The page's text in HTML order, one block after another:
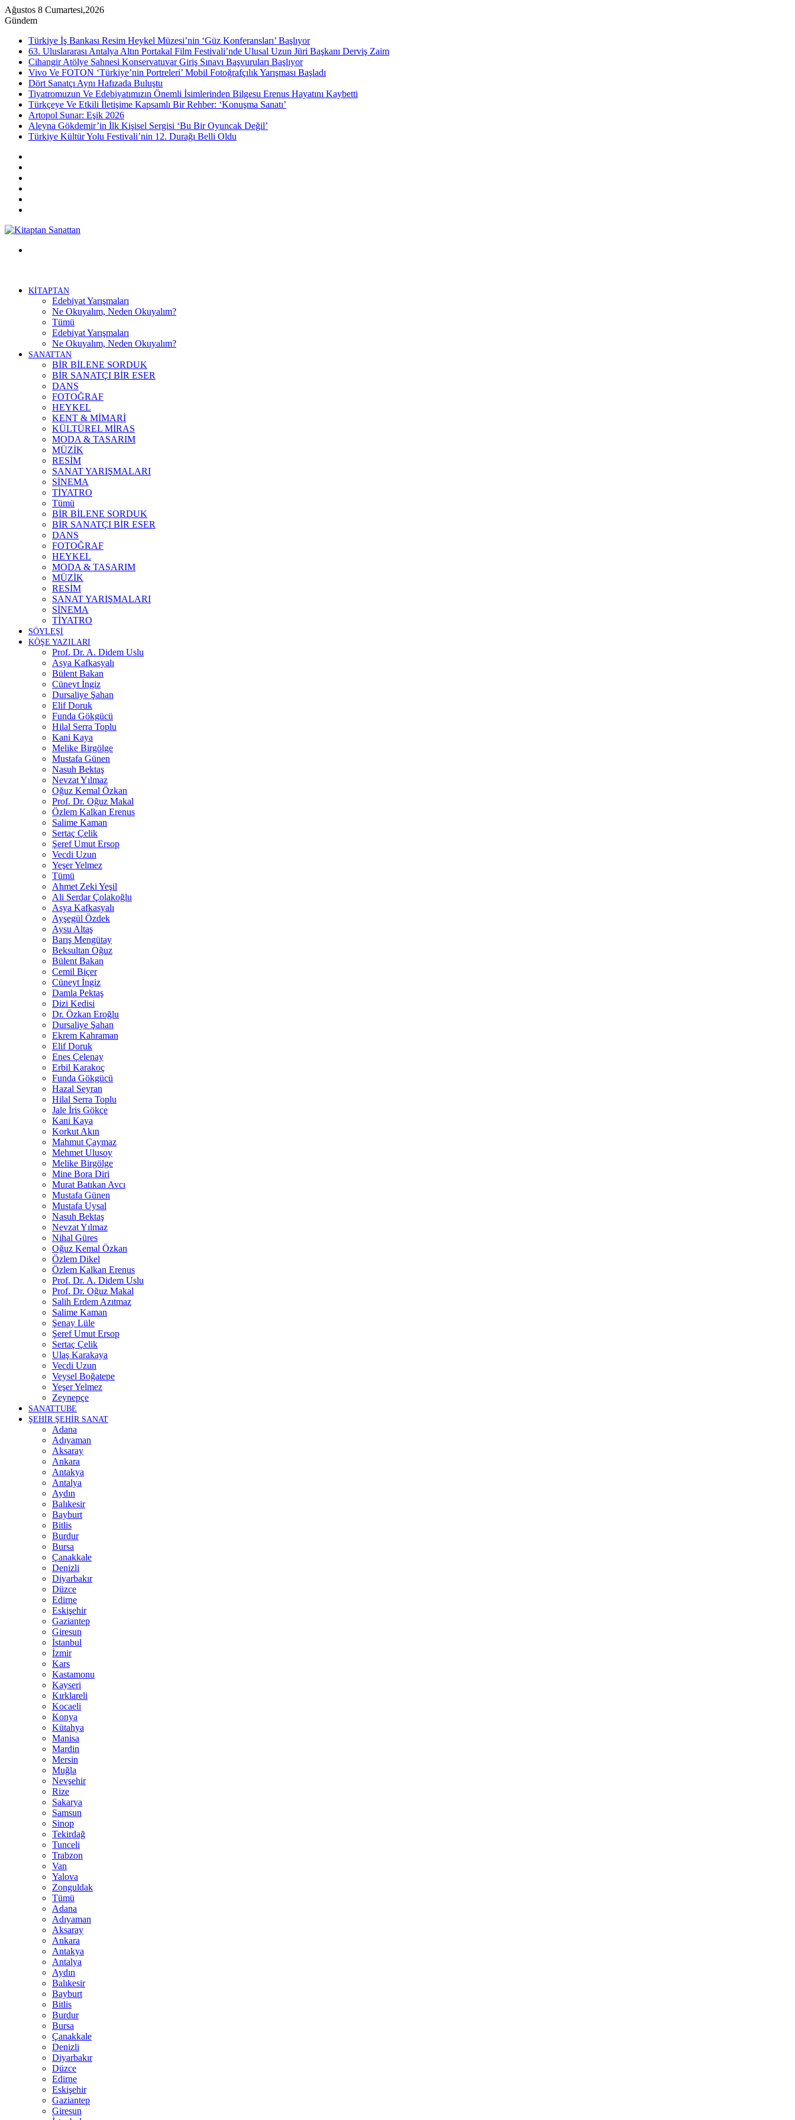
Ağustos 8 Cumartesi,2026
Gündem
Türkiye İş Bankası Resim Heykel Müzesi’nin ‘Güz Konferansları’ Başlıyor
63. Uluslararası Antalya Altın Portakal Film Festivali’nde Ulusal Uzun Jüri Başkanı Derviş Zaim
Cihangir Atölye Sahnesi Konservatuvar Giriş Sınavı Başvuruları Başlıyor
Vivo Ve FOTON ‘Türkiye’nin Portreleri’ Mobil Fotoğrafçılık Yarışması Başladı
Dört Sanatçı Aynı Hafızada Buluştu
Tiyatromuzun Ve Edebiyatımızın Önemli İsimlerinden Bilgesu Erenus Hayatını Kaybetti
Türkçeye Ve Etkili İletişime Kapsamlı Bir Rehber: ‘Konuşma Sanatı’
Artopol Sunar: Eşik 2026
Aleyna Gökdemir’in İlk Kişisel Sergisi ‘Bu Bir Oyuncak Değil’
Türkiye Kültür Yolu Festivali’nin 12. Durağı Belli Oldu
KİTAPTAN
Edebiyat Yarışmaları
Ne Okuyalım, Neden Okuyalım?
Tümü
Edebiyat Yarışmaları
Ne Okuyalım, Neden Okuyalım?
SANATTAN
BİR BİLENE SORDUK
BİR SANATÇI BİR ESER
DANS
FOTOĞRAF
HEYKEL
KENT & MİMARİ
KÜLTÜREL MİRAS
MODA & TASARIM
MÜZİK
RESİM
SANAT YARIŞMALARI
SİNEMA
TİYATRO
Tümü
BİR BİLENE SORDUK
BİR SANATÇI BİR ESER
DANS
FOTOĞRAF
HEYKEL
MODA & TASARIM
MÜZİK
RESİM
SANAT YARIŞMALARI
SİNEMA
TİYATRO
SÖYLEŞİ
KÖŞE YAZILARI
Prof. Dr. A. Didem Uslu
Asya Kafkasyalı
Bülent Bakan
Cüneyt İngiz
Dursaliye Şahan
Elif Doruk
Funda Gökgücü
Hilal Serra Toplu
Kani Kaya
Melike Birgölge
Mustafa Günen
Nasuh Bektaş
Nevzat Yılmaz
Oğuz Kemal Özkan
Prof. Dr. Oğuz Makal
Özlem Kalkan Erenus
Salime Kaman
Sertaç Çelik
Şeref Umut Ersop
Vecdi Uzun
Yeşer Yelmez
Tümü
Ahmet Zeki Yeşil
Ali Serdar Çolakoğlu
Asya Kafkasyalı
Ayşegül Özdek
Aysu Altaş
Barış Mengütay
Beksultan Oğuz
Bülent Bakan
Cemil Biçer
Cüneyt İngiz
Damla Pektaş
Dizi Kedisi
Dr. Özkan Eroğlu
Dursaliye Şahan
Ekrem Kahraman
Elif Doruk
Enes Çelenay
Erbil Karakoç
Funda Gökgücü
Hazal Seyran
Hilal Serra Toplu
Jale İris Gökçe
Kani Kaya
Korkut Akın
Mahmut Çaymaz
Mehmet Ulusoy
Melike Birgölge
Mine Bora Diri
Murat Batıkan Avcı
Mustafa Günen
Mustafa Uysal
Nasuh Bektaş
Nevzat Yılmaz
Nihal Güres
Oğuz Kemal Özkan
Özlem Dikel
Özlem Kalkan Erenus
Prof. Dr. A. Didem Uslu
Prof. Dr. Oğuz Makal
Salih Erdem Azıtmaz
Salime Kaman
Şenay Lüle
Şeref Umut Ersop
Sertaç Çelik
Ulaş Karakaya
Vecdi Uzun
Veysel Boğatepe
Yeşer Yelmez
Zeynepçe
SANATTUBE
ŞEHİR ŞEHİR SANAT
Adana
Adıyaman
Aksaray
Ankara
Antakya
Antalya
Aydın
Balıkesir
Bayburt
Bitlis
Burdur
Bursa
Çanakkale
Denizli
Diyarbakır
Düzce
Edirne
Eskişehir
Gaziantep
Giresun
İstanbul
İzmir
Kars
Kastamonu
Kayseri
Kırklareli
Kocaeli
Konya
Kütahya
Manisa
Mardin
Mersin
Muğla
Nevşehir
Rize
Sakarya
Samsun
Sinop
Tekirdağ
Tunceli
Trabzon
Van
Yalova
Zonguldak
Tümü
Adana
Adıyaman
Aksaray
Ankara
Antakya
Antalya
Aydın
Balıkesir
Bayburt
Bitlis
Burdur
Bursa
Çanakkale
Denizli
Diyarbakır
Düzce
Edirne
Eskişehir
Gaziantep
Giresun